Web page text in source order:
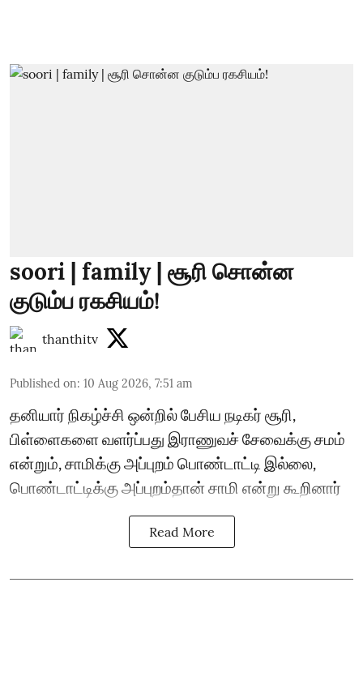
soori | family | சூரி சொன்ன
குடும்ப ரகசியம்!
thanthitv
Published on: 10 Aug 2026, 7:51 am
தனியார் நிகழ்ச்சி ஒன்றில் பேசிய நடிகர் சூரி,
பிள்ளைகளை வளர்ப்பது இராணுவச் சேவைக்கு சமம்
என்றும், சாமிக்கு அப்புறம் பொண்டாட்டி இல்லை,
பொண்டாட்டிக்கு அப்புறம்தான் சாமி என்று கூறினார்
Read More